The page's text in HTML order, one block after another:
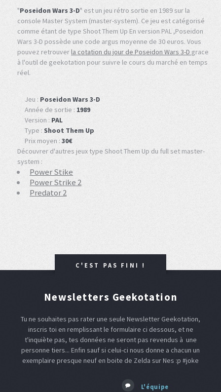
"Poseidon Wars 3-D" est un jeu rétro sortie en 1989 sur la
console Master System (master-system). Ce jeu est catégorisé
comme étant de type Shoot Them Up En version PAL ,Poseidon
Wars 3-D possède une code argus moyenne de 30 euros. Vous
pouvez retrouverla cotation du jour de Poseidon Wars 3-D grace
à l'outil de geekotation pour suivre le cours du marché en temps
réel.
Jeu : Poseidon Wars 3-D
Année de sortie : 1989
Version : PAL
Type : Shoot Them Up
Prix moyen : 30€
Découvrer d'autres jeux type Shoot Them Up du full set master-
system :
Power Stike
Power Strike 2
Predator 2
C'EST PAS FINI !
Newsletters Geekotation
Tu ne souhaites pas rater une seule Newsletter Geekotation,
inscris toi en remplissant le formulaire ci dessous, et ne
t'inquiète pas, tes données ne seront pas revendus à une
personne tiers... Enfin sauf si celui-ci nous donne a chacun un
exemplaire presque neuf en boite de Zelda sur Nes :p #joke
L'équipe